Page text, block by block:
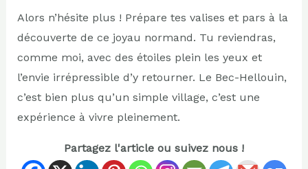
Alors n’hésite plus ! Prépare tes valises et pars à la
découverte de ce joyau normand. Tu reviendras,
comme moi, avec des étoiles plein les yeux et
l’envie irrépressible d’y retourner. Le Bec-Hellouin,
c’est bien plus qu’un simple village, c’est une
expérience à vivre pleinement.
Partagez l'article ou suivez nous !